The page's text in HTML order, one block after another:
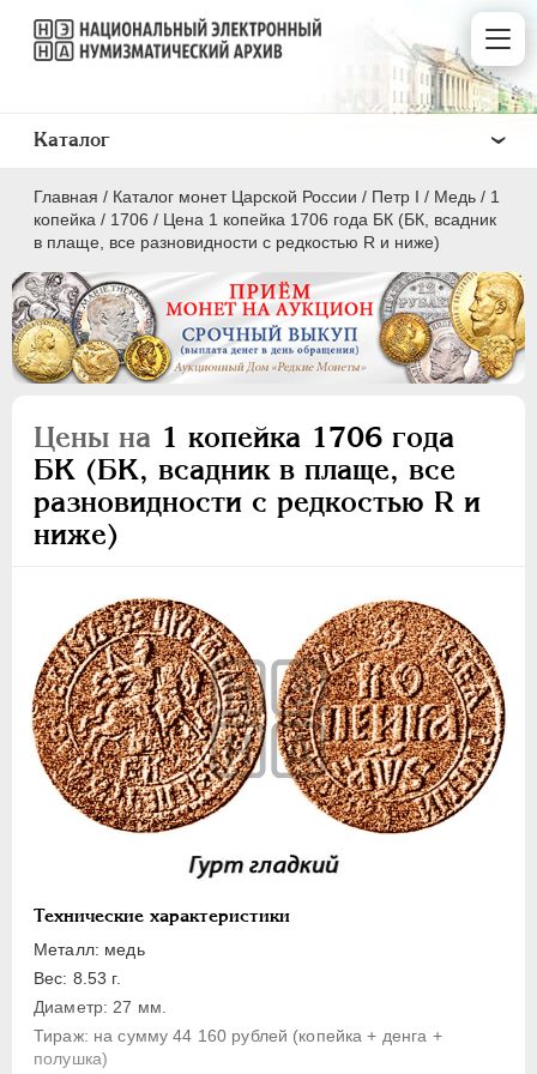
Главная / Каталог монет Царской России / Пeтр I / Медь / 1
копейка / 1706 / Цена 1 копейка 1706 года БК (БК, всадник
в плаще, все разновидности с редкостью R и ниже)
Цены на 1 копейка 1706 года
БК (БК, всадник в плаще, все
разновидности с редкостью R и
ниже)
Технические характеристики
Металл: медь
Вес: 8.53 г.
Диаметр: 27 мм.
Тираж: на сумму 44 160 рублей (копейка + денга +
полушка)
Каталог
ПEТР I 1699 - 1725
Серебро
Медь
5 копеек
1 копейка
Полушка
Полполушки
Пробные
Для Речи Посполитой
Монетовидные жетоны
ЕКАТЕРИНА I 1725-1727
1727-1729
АННА ИОАННОВНА 1730-1740
ИОАНН АНТОНОВИЧ
ЕЛИЗАВЕТА
ПЕТР III 1762-1762
ЕКАТЕРИНА II
ПАВЕЛ I 1796-1801